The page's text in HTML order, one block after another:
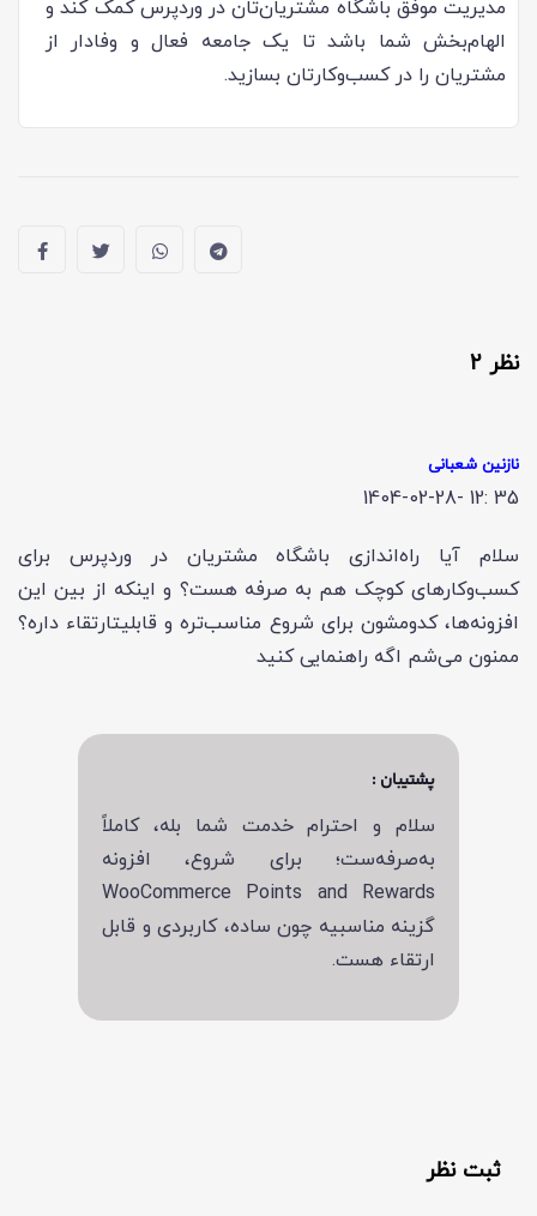
مدیریت موفق باشگاه مشتریان‌تان در وردپرس کمک کند و
الهام‌بخش شما باشد تا یک جامعه فعال و وفادار از
مشتریان را در کسب‌وکارتان بسازید.
نظر 2
نازنین شعبانی
1404-02-28- 12: 35
سلام آیا راه‌اندازی باشگاه مشتریان در وردپرس برای
کسب‌وکارهای کوچک هم به صرفه هست؟ و اینکه از بین این
افزونه‌ها، کدومشون برای شروع مناسب‌تره و قابلیتارتقاء داره؟
ممنون می‌شم اگه راهنمایی کنید
پشتیبان :
سلام و احترام خدمت شما بله، کاملاً
به‌صرفه‌ست؛ برای شروع، افزونه
WooCommerce Points and Rewards
گزینه مناسبیه چون ساده، کاربردی و قابل
ارتقاء هست.
ثبت نظر